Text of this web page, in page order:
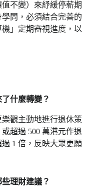
值不變）來紓緩停薪期
問，必須結合完善的
」定期審視進度，以
什麼轉變？
觀主動地進行退休策
超過 500 萬港元作退
1 倍，反映大眾更願
理財建議？